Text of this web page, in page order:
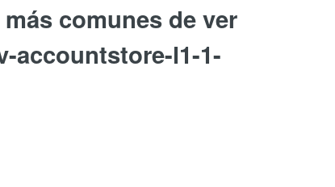
comunes de ver
accountstore-l1-1-